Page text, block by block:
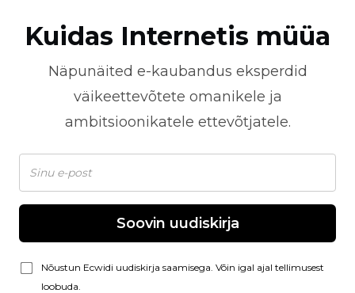
Kuidas Internetis müüa
Näpunäited e-kaubandus eksperdid
väikeettevõtete omanikele ja
ambitsioonikatele ettevõtjatele.
Soovin uudiskirja
Nõustun Ecwidi uudiskirja saamisega. Võin igal ajal tellimusest
loobuda.